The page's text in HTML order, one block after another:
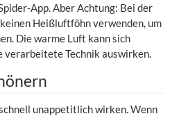
App. Aber Achtung: Bei der
Heißluftföhn verwenden, um
Die warme Luft kann sich
verarbeitete Technik auswirken.
unappetitlich wirken. Wenn